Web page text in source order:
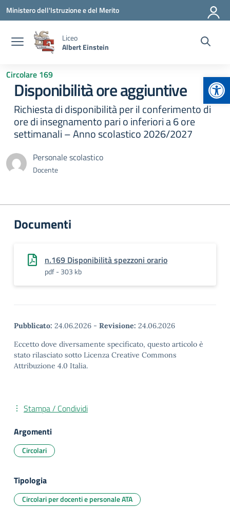
Vai ai contenuti
Vai al menu di navigazione
Vai al footer
Ministero dell'Istruzione e del Merito
Liceo
Albert Einstein
Circolare 169
Disponibilità ore aggiuntive
Richiesta di disponibilità per il conferimento di
ore di insegnamento pari o inferiori a 6 ore
settimanali – Anno scolastico 2026/2027
Personale scolastico
Docente
Documenti
n.169 Disponibilità spezzoni orario
pdf - 303 kb
Pubblicato: 24.06.2026 - Revisione: 24.06.2026
Eccetto dove diversamente specificato, questo articolo è
stato rilasciato sotto Licenza Creative Commons
Attribuzione 4.0 Italia.
Stampa / Condividi
Argomenti
Circolari
Tipologia
Circolari per docenti e personale ATA